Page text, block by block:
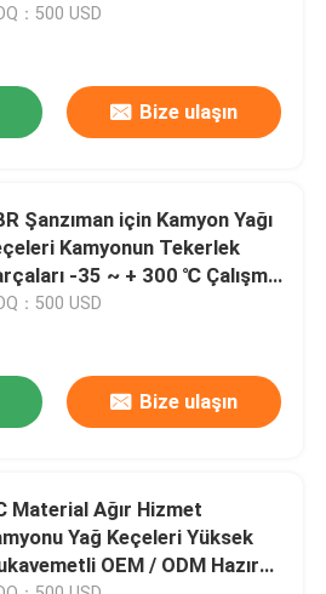
：500 USD
Bize ulaşın
Şanzıman için Kamyon Yağı
Kamyonun Tekerlek
-35 ~ + 300 ℃ Çalışma
：500 USD
Bize ulaşın
Yağ Keçeleri Yüksek
OEM / ODM Hazır